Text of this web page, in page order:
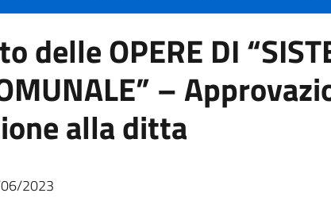
delle OPERE DI
–
alla ditta
2023